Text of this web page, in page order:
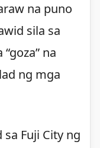
na puno
sila sa
na
ng mga
sa Fuji City ng